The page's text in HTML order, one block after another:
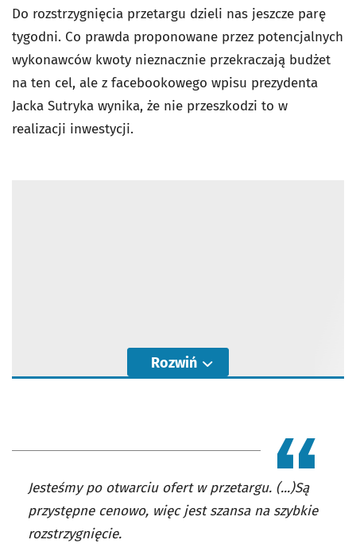
Do rozstrzygnięcia przetargu dzieli nas jeszcze parę
tygodni. Co prawda proponowane przez potencjalnych
wykonawców kwoty nieznacznie przekraczają budżet
na ten cel, ale z facebookowego wpisu prezydenta
Jacka Sutryka wynika, że nie przeszkodzi to w
realizacji inwestycji.
Rozwiń
Jesteśmy po otwarciu ofert w przetargu. (...)Są
przystępne cenowo, więc jest szansa na szybkie
rozstrzygnięcie.